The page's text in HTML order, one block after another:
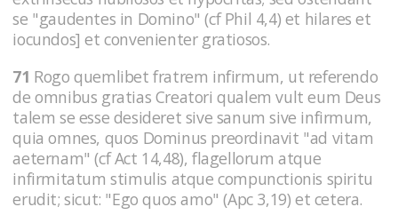
se "gaudentes in Domino" (cf Phil 4,4) et hilares et
iocundos] et convenienter gratiosos.
71 Rogo quemlibet fratrem infirmum, ut referendo
de omnibus gratias Creatori qualem vult eum Deus
talem se esse desideret sive sanum sive infirmum,
quia omnes, quos Dominus preordinavit "ad vitam
aeternam" (cf Act 14,48), flagellorum atque
infirmitatum stimulis atque compunctionis spiritu
erudit; sicut: "Ego quos amo" (Apc 3,19) et cetera.